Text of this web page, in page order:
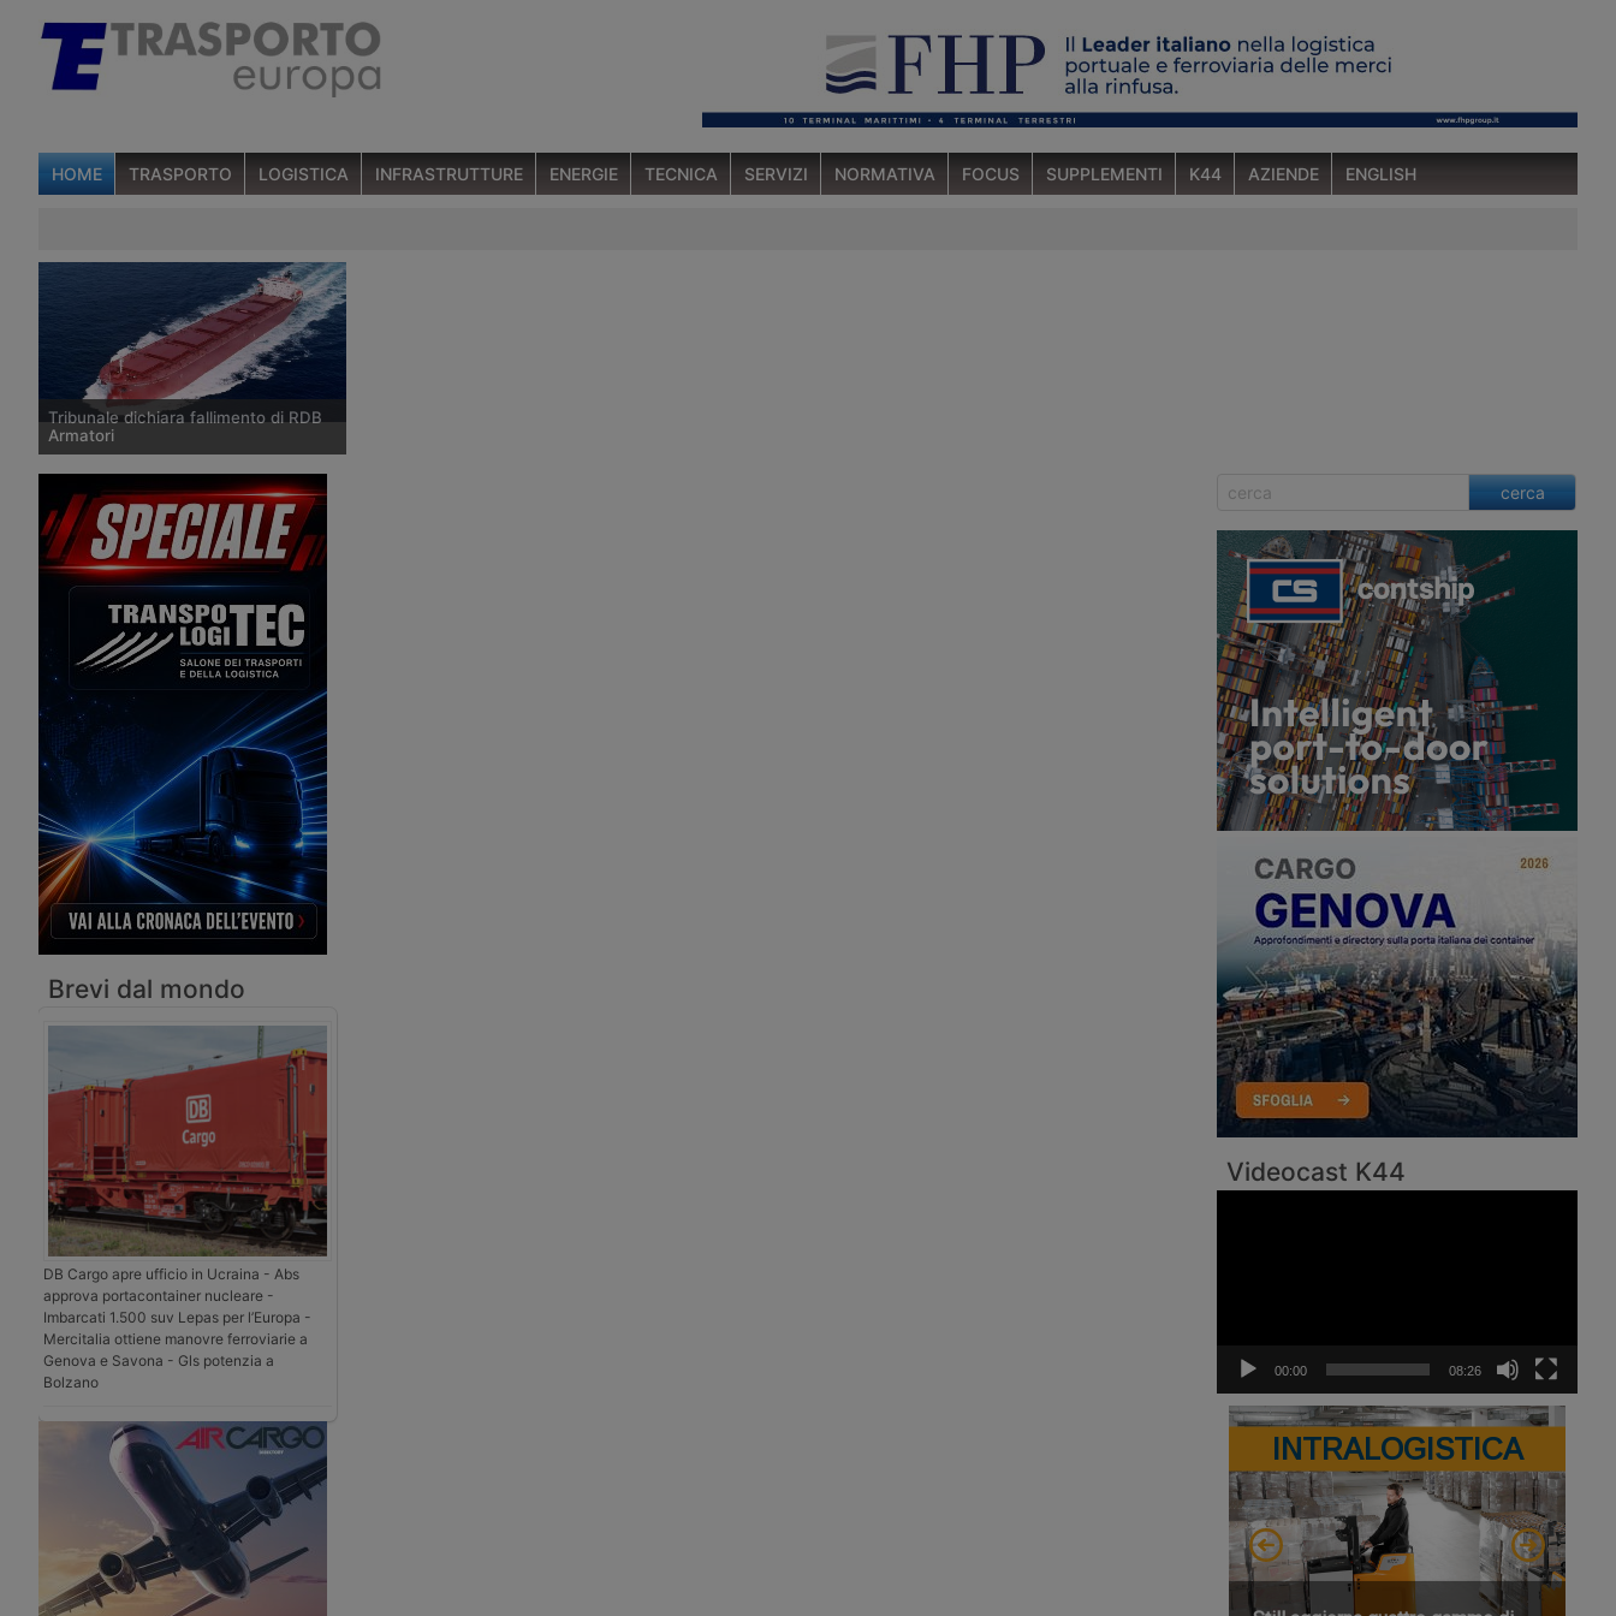
HOME TRASPORTO LOGISTICA INFRASTRUTTURE ENERGIE TECNICA SERVIZI NORMATIVA FOCUS SUPPLEMENTI K44 AZIENDE ENGLISH
Tribunale dichiara fallimento di RDB
Armatori
L’11 gennaio 2018 la giudice del
Tribunale Civile di Torre Annunziata,
Valentina Vitulano, ha dichiarato il
fallimento della società armatoriale,
avviando l’esercizio straordinario.
Brevi dal mondo
DB Cargo apre ufficio in Ucraina - Abs
approva portacontainer nucleare -
Imbarcati 1.500 suv Lepas per l’Europa -
Mercitalia ottiene manovre ferroviarie a
Genova e Savona - Gls potenzia a
Bolzano
cerca
Videocast K44
00:00 08:26
INTRALOGISTICA